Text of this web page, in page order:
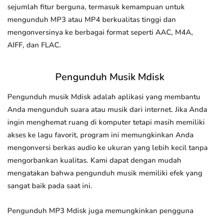
sejumlah fitur berguna, termasuk kemampuan untuk
mengunduh MP3 atau MP4 berkualitas tinggi dan
mengonversinya ke berbagai format seperti AAC, M4A,
AIFF, dan FLAC.
Pengunduh Musik Mdisk
Pengunduh musik Mdisk adalah aplikasi yang membantu
Anda mengunduh suara atau musik dari internet. Jika Anda
ingin menghemat ruang di komputer tetapi masih memiliki
akses ke lagu favorit, program ini memungkinkan Anda
mengonversi berkas audio ke ukuran yang lebih kecil tanpa
mengorbankan kualitas. Kami dapat dengan mudah
mengatakan bahwa pengunduh musik memiliki efek yang
sangat baik pada saat ini.
Pengunduh MP3 Mdisk juga memungkinkan pengguna